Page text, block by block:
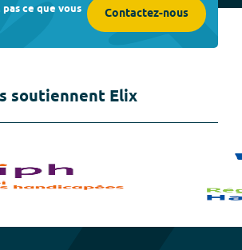
ce que vous Contactez-nous
soutiennent Elix